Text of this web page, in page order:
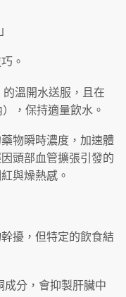
。
溫開水送服，且在
，保持適量飲水。
物瞬時濃度，加速體
頭部血管擴張引發的
與燥熱感。
擾，但特定的飲食結
分，會抑製肝臟中